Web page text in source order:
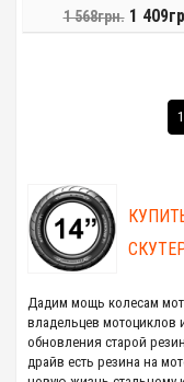
1 568грн. 1
1
Дадим мощь колесам
владельцев мотоциклов
обновления старой
драйв есть резина на